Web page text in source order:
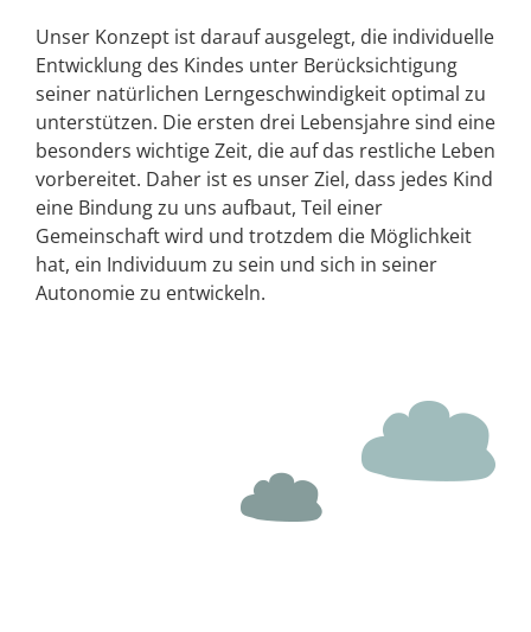
Unser Konzept ist darauf ausgelegt, die individuelle
Entwicklung des Kindes unter Berücksichtigung
seiner natürlichen Lerngeschwindigkeit optimal zu
unterstützen. Die ersten drei Lebensjahre sind eine
besonders wichtige Zeit, die auf das restliche Leben
vorbereitet. Daher ist es unser Ziel, dass jedes Kind
eine Bindung zu uns aufbaut, Teil einer
Gemeinschaft wird und trotzdem die Möglichkeit
hat, ein Individuum zu sein und sich in seiner
Autonomie zu entwickeln.